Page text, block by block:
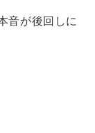
音が後回しに